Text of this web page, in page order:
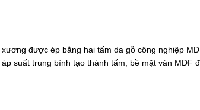
được ép bằng hai tấm da gỗ công nghiệp
suất trung bình tạo thành tấm, bề mặt ván